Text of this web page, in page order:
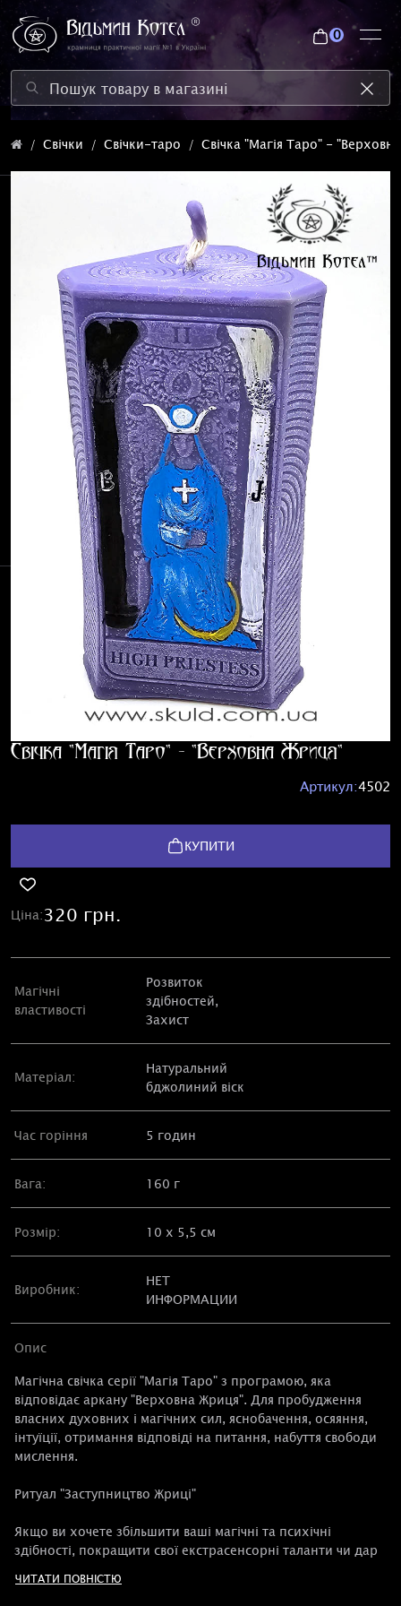
0
Свічки Свічки-таро Свічка "Магія Таро" -
Свічка "Магія Таро" - "Верховна Жриця"
Артикул:4502
КУПИТИ
Ціна:320 грн.
Магічні
властивості
Розвиток
здібностей,
Захист
Матеріал:
Натуральний
бджолиний віск
Час горіння 5 годин
Вага: 160 г
Розмір: 10 х 5,5 см
Виробник:
НЕТ
ИНФОРМАЦИИ
Опис
Магічна свічка серії "Магія Таро" з програмою, яка
відповідає аркану "Верховна Жриця". Для пробудження
власних духовних і магічних сил, яснобачення, осяяння,
інтуїції, отримання відповіді на питання, набуття свободи
мислення.
Ритуал "Заступництво Жриці"
Якщо ви хочете збільшити ваші магічні та психічні
здібності, покращити свої екстрасенсорні таланти чи дар
Жриця». Ця карта символізує внутрішню містичну силу
ЧИТАТИ ПОВНІСТЮ